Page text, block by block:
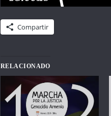
Compartir
RELACIONADO